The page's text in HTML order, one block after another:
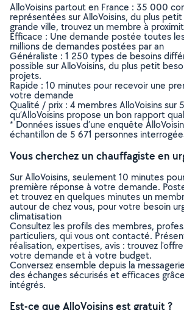
AlloVoisins partout en France : 35 000
représentées sur AlloVoisins, du plus petit
grande ville, trouvez un membre à
Efficace : Une demande postée toutes
millions de demandes postées par an
Généraliste : 1 250 types de besoins
possible sur AlloVoisins, du plus petit
projets.
Rapide : 10 minutes pour recevoir une
votre demande
Qualité / prix : 4 membres AlloVoisins sur
qu’AlloVoisins propose un bon rapport
* Données issues d’une enquête
échantillon de 5 671 personnes
Vous cherchez un chauffagiste en
Sur AlloVoisins, seulement 10 minutes
première réponse à votre demande.
et trouvez en quelques minutes un
autour de chez vous, pour votre besoin
climatisation
Consultez les profils des membres,
particuliers, qui vous ont contacté.
réalisation, expertises, avis : trouvez
votre demande et à votre budget.
Conversez ensemble depuis la
des échanges sécurisés et efficaces
intégrés.
Est-ce que AlloVoisins est gratuit ?